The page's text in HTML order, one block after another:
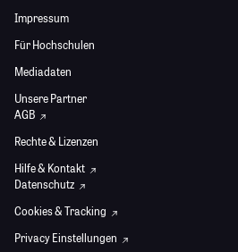
Impressum
Für Hochschulen
Mediadaten
Unsere Partner
AGB
Rechte & Lizenzen
Hilfe & Kontakt
Datenschutz
Cookies & Tracking
Privacy Einstellungen